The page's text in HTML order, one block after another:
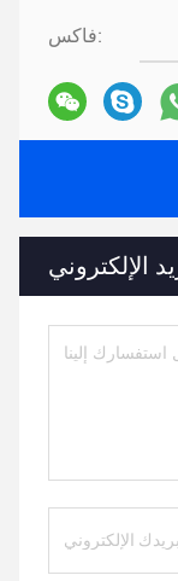
فاكس:
الإلكتروني